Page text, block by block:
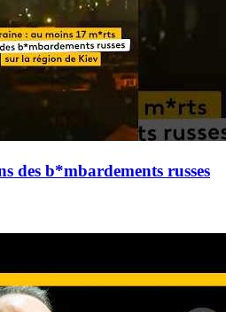
des b*mbardements russes